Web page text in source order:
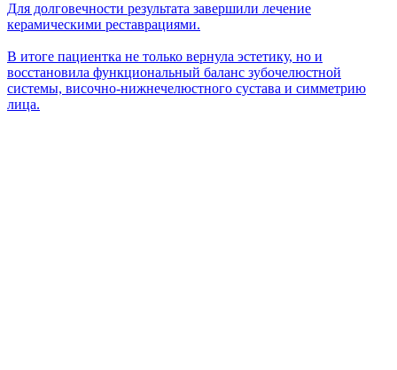
Для долговечности результата завершили лечение
керамическими реставрациями.
В итоге пациентка не только вернула эстетику, но и
восстановила функциональный баланс зубочелюстной
системы, височно-нижнечелюстного сустава и симметрию
лица.